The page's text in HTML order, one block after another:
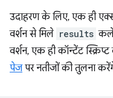
उदाहरण के लिए, एक ही
वर्शन से मिले results
वर्शन, एक ही कॉन्टेंट
पेजपर नतीजों की तुलना